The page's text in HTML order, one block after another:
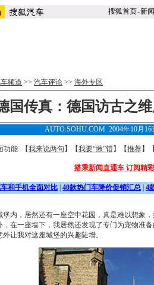
搜狐首页-新闻
频道 >> 汽车评论 >> 海外专区
国传真：德国访古之
AUTO.SOHU.COM 2004年10月
功能 【我来说两句 】【我要“揪”错】【推荐】
搭乘新闻直通车 订阅精
车和手机全面对比 40款热门车降价促销汇总 4
，居然还有一座空中花园，真是难以想象，
，在一座墙下，我居然还发现了专门为宠物准
让我对这座城堡的兴趣陡增。